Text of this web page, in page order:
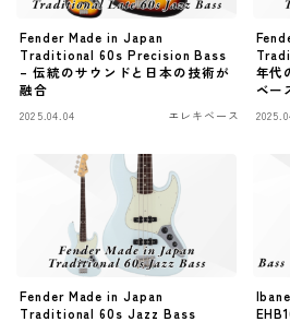
ギターアンプ
ベースアンプ
その他機材
ヘッドフォン
アプリ
レコーディング・DTM/DAW
アクセサリ
Fender Made in Japan
Traditional 60s Precision Bass
– 伝統のサウンドと日本の技術が
融合
2025.04.04 エレキベース
年代
ベー
Fender Made in Japan
Traditional 60s Jazz Bass